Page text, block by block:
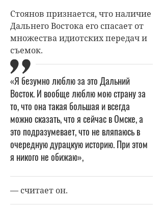
Стоянов признается, что наличие
Дальнего Востока его спасает от
множества идиотских передач и
съемок.
«Я безумно люблю за это Дальний
Восток. И вообще люблю мою страну за
то, что она такая большая и всегда
можно сказать, что я сейчас в Омске, а
это подразумевает, что не вляпаюсь в
очередную дурацкую историю. При этом
я никого не обижаю»,
— считает он.